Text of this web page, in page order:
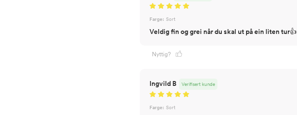
Farge: Sort
Veldig fin og grei når du skal ut på ein liten tur👍
Nyttig?
Ingvild B Verifisert kunde
Farge: Sort